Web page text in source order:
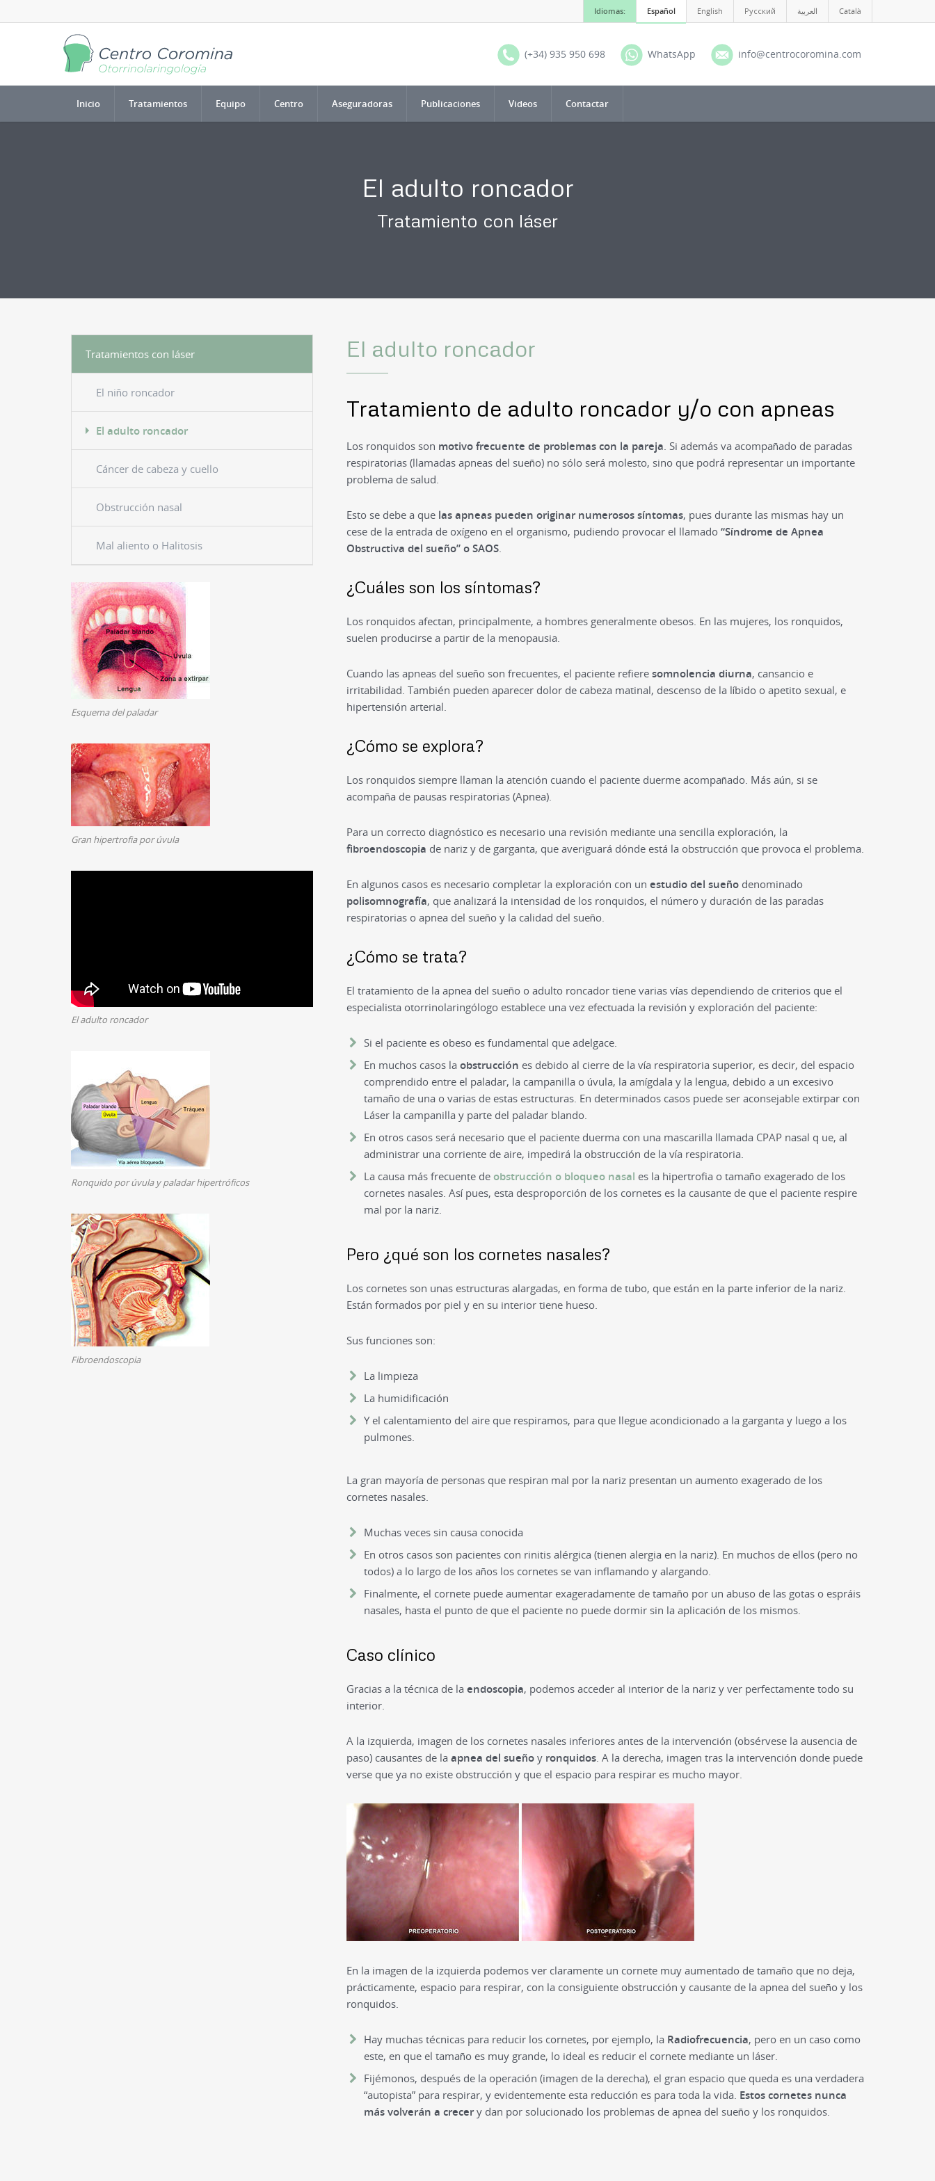
Idiomas: Español English Русский العربية Català
(+34) 935 950 698 WhatsApp info@centrocoromina.com
Inicio Tratamientos Equipo Centro Aseguradoras Publicaciones Videos Contactar
El adulto roncador
Tratamiento con láser
Tratamientos con láser
El niño roncador
El adulto roncador
Cáncer de cabeza y cuello
Obstrucción nasal
Mal aliento o Halitosis
Esquema del paladar
Gran hipertrofia por úvula
El adulto roncador
Ronquido por úvula y paladar hipertróficos
Fibroendoscopia
El adulto roncador
Tratamiento de adulto roncador y/o con apneas
Los ronquidos son motivo frecuente de problemas con la pareja . Si además va acompañado de paradas
respiratorias (llamadas apneas del sueño) no sólo será molesto, sino que podrá representar un importante
problema de salud.
Esto se debe a que las apneas pueden originar numerosos síntomas, pues durante las mismas hay un
cese de la entrada de oxígeno en el organismo, pudiendo provocar el llamado “Síndrome de Apnea
Obstructiva del sueño” o SAOS.
¿Cuáles son los síntomas?
Los ronquidos afectan, principalmente, a hombres generalmente obesos. En las mujeres, los ronquidos,
suelen producirse a partir de la menopausia.
Cuando las apneas del sueño son frecuentes, el paciente refiere somnolencia diurna, cansancio e
irritabilidad. También pueden aparecer dolor de cabeza matinal, descenso de la líbido o apetito sexual, e
hipertensión arterial.
¿Cómo se explora?
Los ronquidos siempre llaman la atención cuando el paciente duerme acompañado. Más aún, si se
acompaña de pausas respiratorias (Apnea).
Para un correcto diagnóstico es necesario una revisión mediante una sencilla exploración, la
fibroendoscopia de nariz y de garganta, que averiguará dónde está la obstrucción que provoca el problema.
En algunos casos es necesario completar la exploración con un estudio del sueñodenominado
polisomnografía, que analizará la intensidad de los ronquidos, el número y duración de las paradas
respiratorias o apnea del sueño y la calidad del sueño.
¿Cómo se trata?
El tratamiento de la apnea del sueño o adulto roncador tiene varias vías dependiendo de criterios que el
especialista otorrinolaringólogo establece una vez efectuada la revisión y exploración del paciente:
Si el paciente es obeso es fundamental que adelgace.
En muchos casos la obstrucción es debido al cierre de la vía respiratoria superior, es decir, del espacio
comprendido entre el paladar, la campanilla o úvula, la amígdala y la lengua, debido a un excesivo
tamaño de una o varias de estas estructuras. En determinados casos puede ser aconsejable extirpar con
Láser la campanilla y parte del paladar blando.
En otros casos será necesario que el paciente duerma con una mascarilla llamada CPAP nasal q ue, al
administrar una corriente de aire, impedirá la obstrucción de la vía respiratoria.
La causa más frecuente de obstrucción o bloqueo nasal es la hipertrofia o tamaño exagerado de los
cornetes nasales. Así pues, esta desproporción de los cornetes es la causante de que el paciente respire
mal por la nariz.
Pero ¿qué son los cornetes nasales?
Los cornetes son unas estructuras alargadas, en forma de tubo, que están en la parte inferior de la nariz.
Están formados por piel y en su interior tiene hueso.
Sus funciones son:
La limpieza
La humidificación
Y el calentamiento del aire que respiramos, para que llegue acondicionado a la garganta y luego a los
pulmones.
La gran mayoría de personas que respiran mal por la nariz presentan un aumento exagerado de los
cornetes nasales.
Muchas veces sin causa conocida
En otros casos son pacientes con rinitis alérgica (tienen alergia en la nariz). En muchos de ellos (pero no
todos) a lo largo de los años los cornetes se van inflamando y alargando.
Finalmente, el cornete puede aumentar exageradamente de tamaño por un abuso de las gotas o espráis
nasales, hasta el punto de que el paciente no puede dormir sin la aplicación de los mismos.
Caso clínico
Gracias a la técnica de la endoscopia, podemos acceder al interior de la nariz y ver perfectamente todo su
interior.
A la izquierda, imagen de los cornetes nasales inferiores antes de la intervención (obsérvese la ausencia de
paso) causantes de la apnea del sueñoy ronquidos. A la derecha, imagen tras la intervención donde puede
verse que ya no existe obstrucción y que el espacio para respirar es mucho mayor.
En la imagen de la izquierda podemos ver claramente un cornete muy aumentado de tamaño que no deja,
prácticamente, espacio para respirar, con la consiguiente obstrucción y causante de la apnea del sueño y los
ronquidos.
Hay muchas técnicas para reducir los cornetes, por ejemplo, la Radiofrecuencia, pero en un caso como
este, en que el tamaño es muy grande, lo ideal es reducir el cornete mediante un láser.
Fijémonos, después de la operación (imagen de la derecha), el gran espacio que queda es una verdadera
“autopista” para respirar, y evidentemente esta reducción es para toda la vida. Estos cornetes nunca
más volverán a crecery dan por solucionado los problemas de apnea del sueño y los ronquidos.